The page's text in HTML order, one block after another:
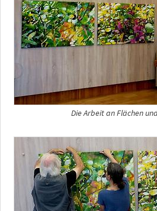
Die Arbeit an Flächen